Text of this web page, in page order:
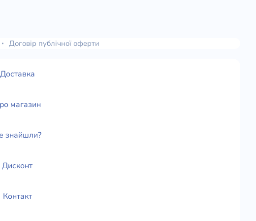
Договір публічної оферти
Доставка
магазин
знайшли?
Дисконт
Контакт